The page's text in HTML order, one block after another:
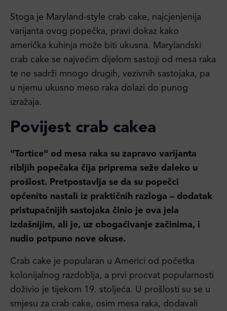
Stoga je Maryland-style crab cake, najcjenjenija
varijanta ovog popečka, pravi dokaz kako
američka kuhinja može biti ukusna. Marylandski
crab cake se najvećim dijelom sastoji od mesa raka
te ne sadrži mnogo drugih, vezivnih sastojaka, pa
u njemu ukusno meso raka dolazi do punog
izražaja.
Povijest crab cakea
"Tortice" od mesa raka su zapravo varijanta
ribljih popečaka čija priprema seže daleko u
prošlost. Pretpostavlja se da su popečci
općenito nastali iz praktičnih razloga – dodatak
pristupačnijih sastojaka činio je ova jela
izdašnijim, ali je, uz obogaćivanje začinima, i
nudio potpuno nove okuse.
Crab cake je popularan u Americi od početka
kolonijalnog razdoblja, a prvi procvat popularnosti
doživio je tijekom 19. stoljeća. U prošlosti su se u
smjesu za crab cake, osim mesa raka, dodavali